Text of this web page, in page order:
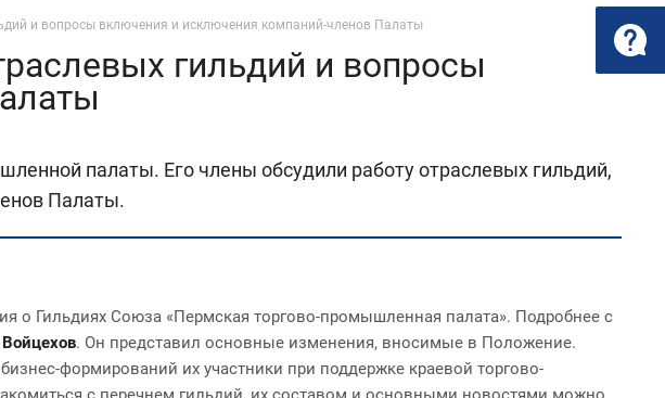
и вопросы включения и исключения компаний-членов Палаты
гильдий и вопросы
палаты. Его члены обсудили работу отраслевых гильдий,
Палаты.
Гильдиях Союза «Пермская торгово-промышленная палата». Подробнее с
. Он представил основные изменения, вносимые в Положение.
формирований их участники при поддержке краевой торгово-